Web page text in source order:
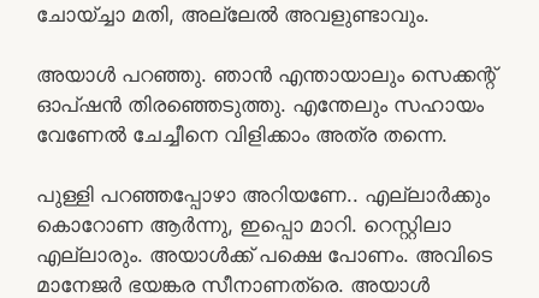
ചോയ്ച്ചാ മതി, അല്ലേൽ അവളുണ്ടാവും.
അയാൾ പറഞ്ഞു. ഞാൻ എന്തായാലും സെക്കന്റ്‌
ഓപ്ഷൻ തിരഞ്ഞെടുത്തു. എന്തേലും സഹായം
വേണേൽ ചേച്ചീനെ വിളിക്കാം അത്ര തന്നെ.
പുള്ളി പറഞ്ഞപ്പോഴാ അറിയണേ.. എല്ലാർക്കും
കൊറോണ ആർന്നു, ഇപ്പൊ മാറി. റെസ്റ്റിലാ
എല്ലാരും. അയാൾക്ക്‌ പക്ഷെ പോണം. അവിടെ
മാനേജർ ഭയങ്കര സീനാണത്രെ. അയാൾ